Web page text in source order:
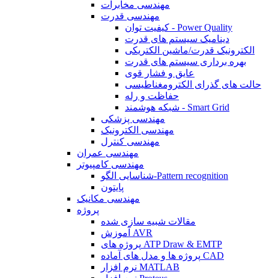
مهندسی مخابرات
مهندسی قدرت
کیفیت توان - Power Quality
دینامیک سیستم های قدرت
الکترونیک قدرت/ماشین الکتریکی
بهره برداری سیستم های قدرت
عایق و فشار قوی
حالت های گذرای الکترومغناطیسی
حفاظت و رله
شبکه هوشمند - Smart Grid
مهندسی پزشکی
مهندسی الکترونیک
مهندسی کنترل
مهندسی عمران
مهندسی کامپیوتر
شناسایی الگو-Pattern recognition
پایتون
مهندسی مکانیک
پروژه
مقالات شبیه سازی شده
آموزش AVR
پروژه های ATP Draw & EMTP
پروژه ها و مدل های آماده CAD
نرم افزار MATLAB